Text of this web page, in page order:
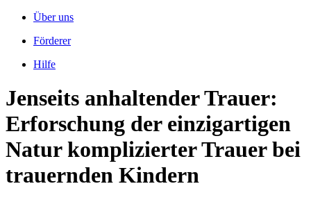
Über uns
Förderer
Hilfe
Jenseits anhaltender Trauer:
Erforschung der einzigartigen
Natur komplizierter Trauer bei
trauernden Kindern